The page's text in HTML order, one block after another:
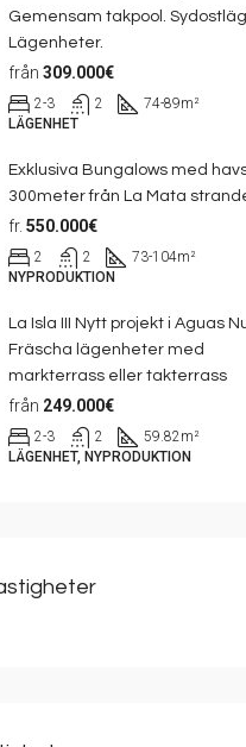
Gemensam takpool.
Lägenheter.
från 309.000€
2-3 2 74-89m²
LÄGENHET
Exklusiva Bungalows med
300meter från La Mata
fr. 550.000€
2 2 73-104m²
NYPRODUKTION
La Isla III Nytt projekt i Aguas
Fräscha lägenheter med
markterrass eller takterrass
från 249.000€
2-3 2 59.82m²
LÄGENHET, NYPRODUKTION